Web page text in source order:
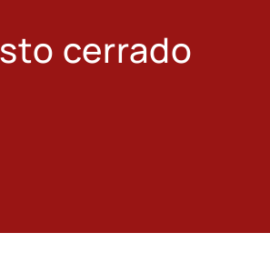
cerrado